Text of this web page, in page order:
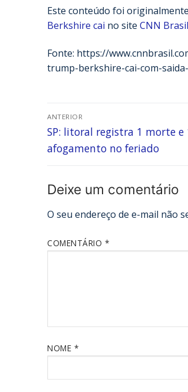
Este conteúdo foi
Berkshire cai no site CNN Brasil
Fonte: https://
trump-berkshire-cai-com-
ANTERIOR
SP: litoral registra 1 morte
afogamento no feriado
Deixe um comentário
O seu endereço de e-mail não
COMENTÁRIO *
NOME *